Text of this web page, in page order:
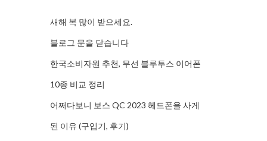
새해 복 많이 받으세요.
블로그 문을 닫습니다
한국소비자원 추천, 무선 블루투스 이어폰
10종 비교 정리
어쩌다보니 보스 QC 2023 헤드폰을 사게
된 이유 (구입기, 후기)